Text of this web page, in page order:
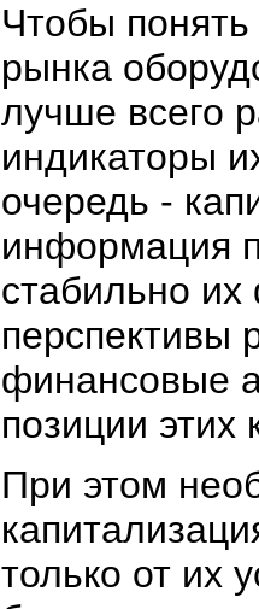
Чтобы понять
рынка
лучше всего
индикаторы
очередь -
информация
стабильно
перспективы
финансовые
позиции этих
При этом
только от их